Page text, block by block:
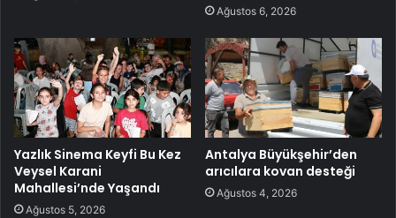
Ağustos 6, 2026
Yazlık Sinema Keyfi Bu Kez
Veysel Karani
Mahallesi’nde Yaşandı
Ağustos 5, 2026
Antalya Büyükşehir’den
arıcılara kovan desteği
Ağustos 4, 2026